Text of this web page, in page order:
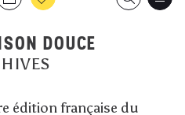
DOUCE
édition française du